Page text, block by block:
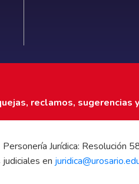
reclamos, sugerencias
Jurídica:
en